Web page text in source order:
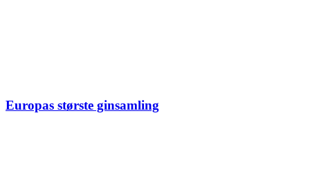
Europas største ginsamling